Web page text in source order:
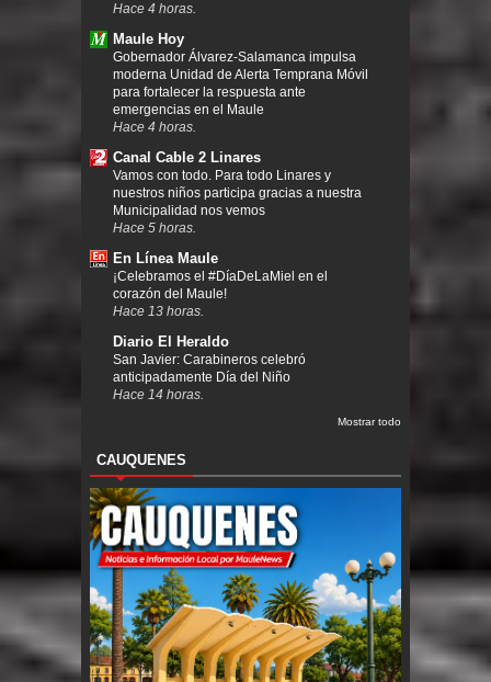
Hace 4 horas.
Maule Hoy
Gobernador Álvarez-Salamanca impulsa
moderna Unidad de Alerta Temprana Móvil
para fortalecer la respuesta ante
emergencias en el Maule
Hace 4 horas.
Canal Cable 2 Linares
Vamos con todo. Para todo Linares y
nuestros niños participa gracias a nuestra
Municipalidad nos vemos
Hace 5 horas.
En Línea Maule
¡Celebramos el #DíaDeLaMiel en el
corazón del Maule!
Hace 13 horas.
Diario El Heraldo
San Javier: Carabineros celebró
anticipadamente Día del Niño
Hace 14 horas.
Mostrar todo
CAUQUENES